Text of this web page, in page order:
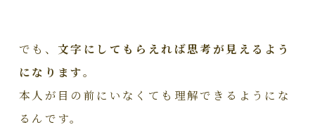
でも、 文字にしてもらえれば思考が見えるよう
になります。
本人が目の前にいなくても理解できるようにな
るんです。